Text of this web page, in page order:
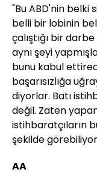
"Bu ABD'nin belki
belli bir lobinin
çalıştığı bir
aynı şeyi
bunu kabul
başarısızlığa
diyorlar. Batı
değil. Zaten
istihbaratçıların
şekilde
AA